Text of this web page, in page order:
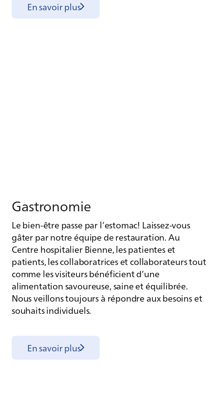
En savoir plus
Gas­tro­no­mie
Le bien-être passe par l’estomac! Laissez-vous
gâter par notre équipe de restauration. Au
Centre hospitalier Bienne, les patientes et
patients, les collaboratrices et collaborateurs tout
comme les visiteurs bénéficient d’une
alimentation savoureuse, saine et équilibrée.
Nous veillons toujours à répondre aux besoins et
souhaits individuels.
En savoir plus